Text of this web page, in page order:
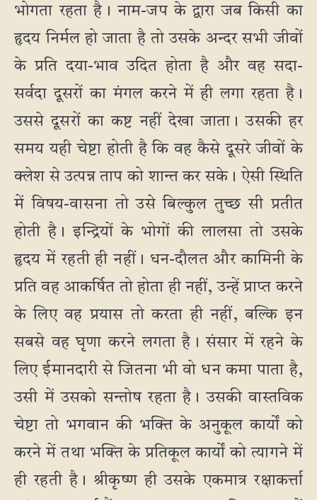
भोगता रहता है। नाम-जप के द्वारा जब किसी का
हृदय निर्मल हो जाता है तो उसके अन्दर सभी जीवों
के प्रति दया-भाव उदित होता है और वह सदा-
सर्वदा दूसरों का मंगल करने में ही लगा रहता है।
उससे दूसरों का कष्ट नहीं देखा जाता। उसकी हर
समय यही चेष्टा होती है कि वह कैसे दूसरे जीवों के
क्लेश से उत्पन्न ताप को शान्त कर सके। ऐसी स्थिति
में विषय-वासना तो उसे बिल्कुल तुच्छ सी प्रतीत
होती है। इन्द्रियों के भोगों की लालसा तो उसके
हृदय में रहती ही नहीं। धन-दौलत और कामिनी के
प्रति वह आकर्षित तो होता ही नहीं, उन्हें प्राप्त करने
के लिए वह प्रयास तो करता ही नहीं, बल्कि इन
सबसे वह घृणा करने लगता है। संसार में रहने के
लिए ईमानदारी से जितना भी वो धन कमा पाता है,
उसी में उसको सन्तोष रहता है। उसकी वास्तविक
चेष्टा तो भगवान की भक्ति के अनुकूल कार्यों को
करने में तथा भक्ति के प्रतिकूल कार्यों को त्यागने में
ही रहती है। श्रीकृष्ण ही उसके एकमात्र रक्षाकर्त्ता